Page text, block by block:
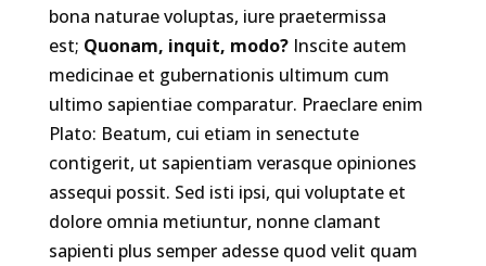
bona naturae voluptas, iure praetermissa
est; Quonam, inquit, modo?Inscite autem
medicinae et gubernationis ultimum cum
ultimo sapientiae comparatur. Praeclare enim
Plato: Beatum, cui etiam in senectute
contigerit, ut sapientiam verasque opiniones
assequi possit. Sed isti ipsi, qui voluptate et
dolore omnia metiuntur, nonne clamant
sapienti plus semper adesse quod velit quam